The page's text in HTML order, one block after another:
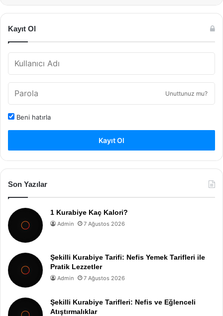
Kayıt Ol
Unuttunuz mu?
Beni hatırla
Kayıt Ol
Son Yazılar
1 Kurabiye Kaç Kalori?
Admin 7 Ağustos 2026
Şekilli Kurabiye Tarifi: Nefis Yemek Tarifleri ile
Pratik Lezzetler
Admin 7 Ağustos 2026
Şekilli Kurabiye Tarifleri: Nefis ve Eğlenceli
Atıştırmalıklar